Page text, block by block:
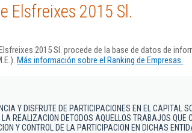
Elsfreixes 2015 Sl.
2015 Sl. procede de la base de datos de
Más información sobre el Ranking de Empresas.
Y DISFRUTE DE PARTICIPACIONES EN EL CAPITAL
REALIZACION DETODOS AQUELLOS TRABAJOS QUE
Y CONTROL DE LA PARTICIPACION EN DICHAS